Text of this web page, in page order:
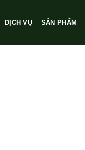
DỊCH VỤ SẢN PHẨM